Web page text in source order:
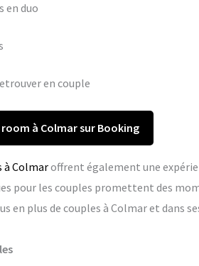
en duo
en couple
room à Colmar sur Booking
à Colmaroffrent également une
pour les couples promettent des
en plus de couples à Colmar et dans